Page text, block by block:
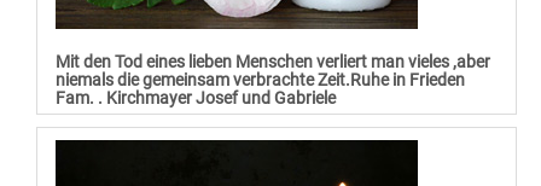
Mit den Tod eines lieben Menschen verliert man vieles ,aber
niemals die gemeinsam verbrachte Zeit.Ruhe in Frieden
Fam. . Kirchmayer Josef und Gabriele